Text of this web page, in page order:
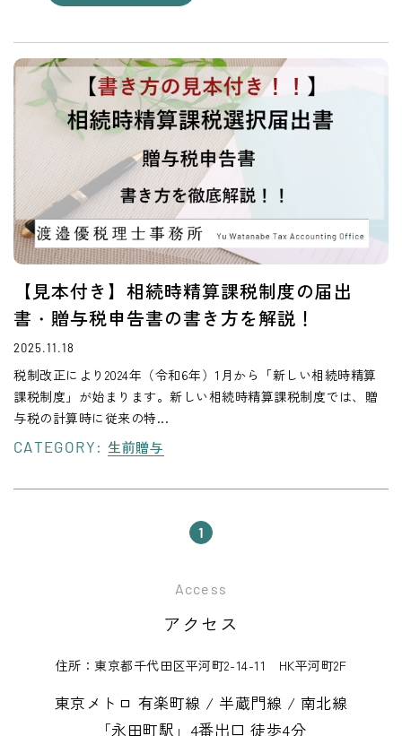
【見本付き】相続時精算課税制度の届出
書・贈与税申告書の書き方を解説！
2025.11.18
税制改正により2024年（令和6年）1月から「新しい相続時精算
課税制度」が始まります。新しい相続時精算課税制度では、贈
与税の計算時に従来の特...
CATEGORY: 生前贈与
1
Access
アクセス
住所：東京都千代田区平河町2-14-11 HK平河町2F
東京メトロ 有楽町線 / 半蔵門線 / 南北線
「永田町駅」4番出口 徒歩4分